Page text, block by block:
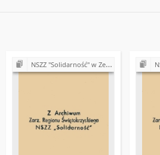
NSZZ "Solidarność" w Zespole Opieki Zdrowotnej w Kazimierzy Wielkiej